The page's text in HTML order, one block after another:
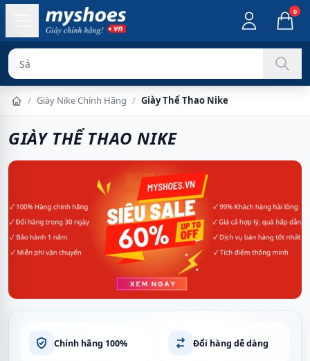
0
Sản phẩm chính hãng 10
/ Giày Nike Chính Hãng / Giày Thể Thao Nike
GIÀY THỂ THAO NIKE
Chính hãng 100% Đổi hàng dễ dàng